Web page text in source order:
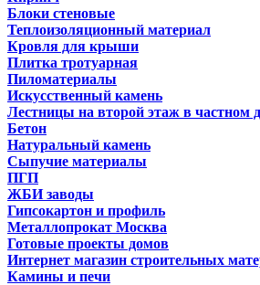
Блоки стеновые
Теплоизоляционный материал
Кровля для крыши
Плитка тротуарная
Пиломатериалы
Искусственный камень
Лестницы на второй этаж в частном
Бетон
Натуральный камень
Сыпучие материалы
ПГП
ЖБИ заводы
Гипсокартон и профиль
Металлопрокат Москва
Готовые проекты домов
Интернет магазин строительных
Камины и печи